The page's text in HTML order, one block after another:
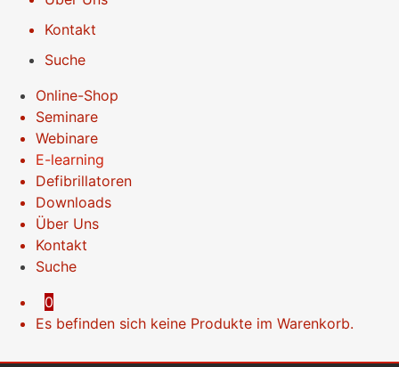
Kontakt
Suche
Online-Shop
Seminare
Webinare
E-learning
Defibrillatoren
Downloads
Über Uns
Kontakt
Suche
0
Es befinden sich keine Produkte im Warenkorb.